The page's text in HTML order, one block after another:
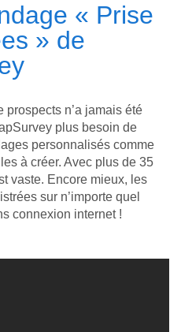
« Prise
» de
n’a jamais été
plus besoin de
personnalisés comme
à créer. Avec plus de 35
vaste. Encore mieux, les
sur n’importe quel
connexion internet !